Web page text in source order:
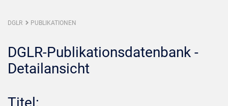
DGLR PUBLIKATIONEN
DGLR-Publikationsdatenbank -
Detailansicht